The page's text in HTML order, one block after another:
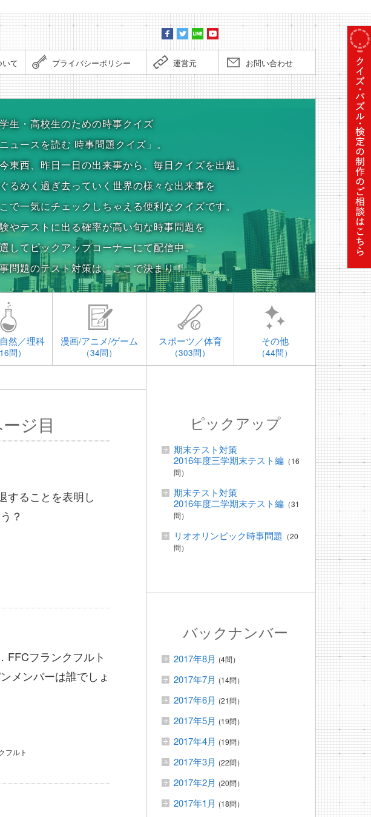
いて プライバシーポリシー 運営元 お問い合わせ
生・高校生のための時事クイズ
ニュースを読む 時事問題クイズ」。
東西、昨日一日の出来事から、毎日クイズを出題。
るめく過ぎ去っていく世界の様々な出来事を
で一気にチェックしちゃえる便利なクイズです。
やテストに出る確率が高い旬な時事問題を
してピックアップコーナーにて配信中。
問題のテスト対策は、ここで決まり！
然／理科
16問）
漫画/アニメ/ゲーム
（34問）
スポーツ／体育
（303問）
その他
（44問）
ジ目
することを表明し
？
FFCフランクフルト
メンバーは誰でしょ
フルト
ピックアップ
期末テスト対策
2016年度三学期末テスト編 （16
問）
期末テスト対策
2016年度二学期末テスト編 （31
問）
リオオリンピック時事問題 （20
問）
バックナンバー
2017年8月 (4問）
2017年7月 (14問）
2017年6月 (21問）
2017年5月 (19問）
2017年4月 (19問）
2017年3月 (22問）
2017年2月 (20問）
2017年1月 (18問）